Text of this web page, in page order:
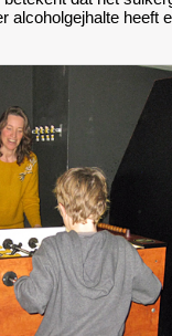
alcoholgejhalte heeft